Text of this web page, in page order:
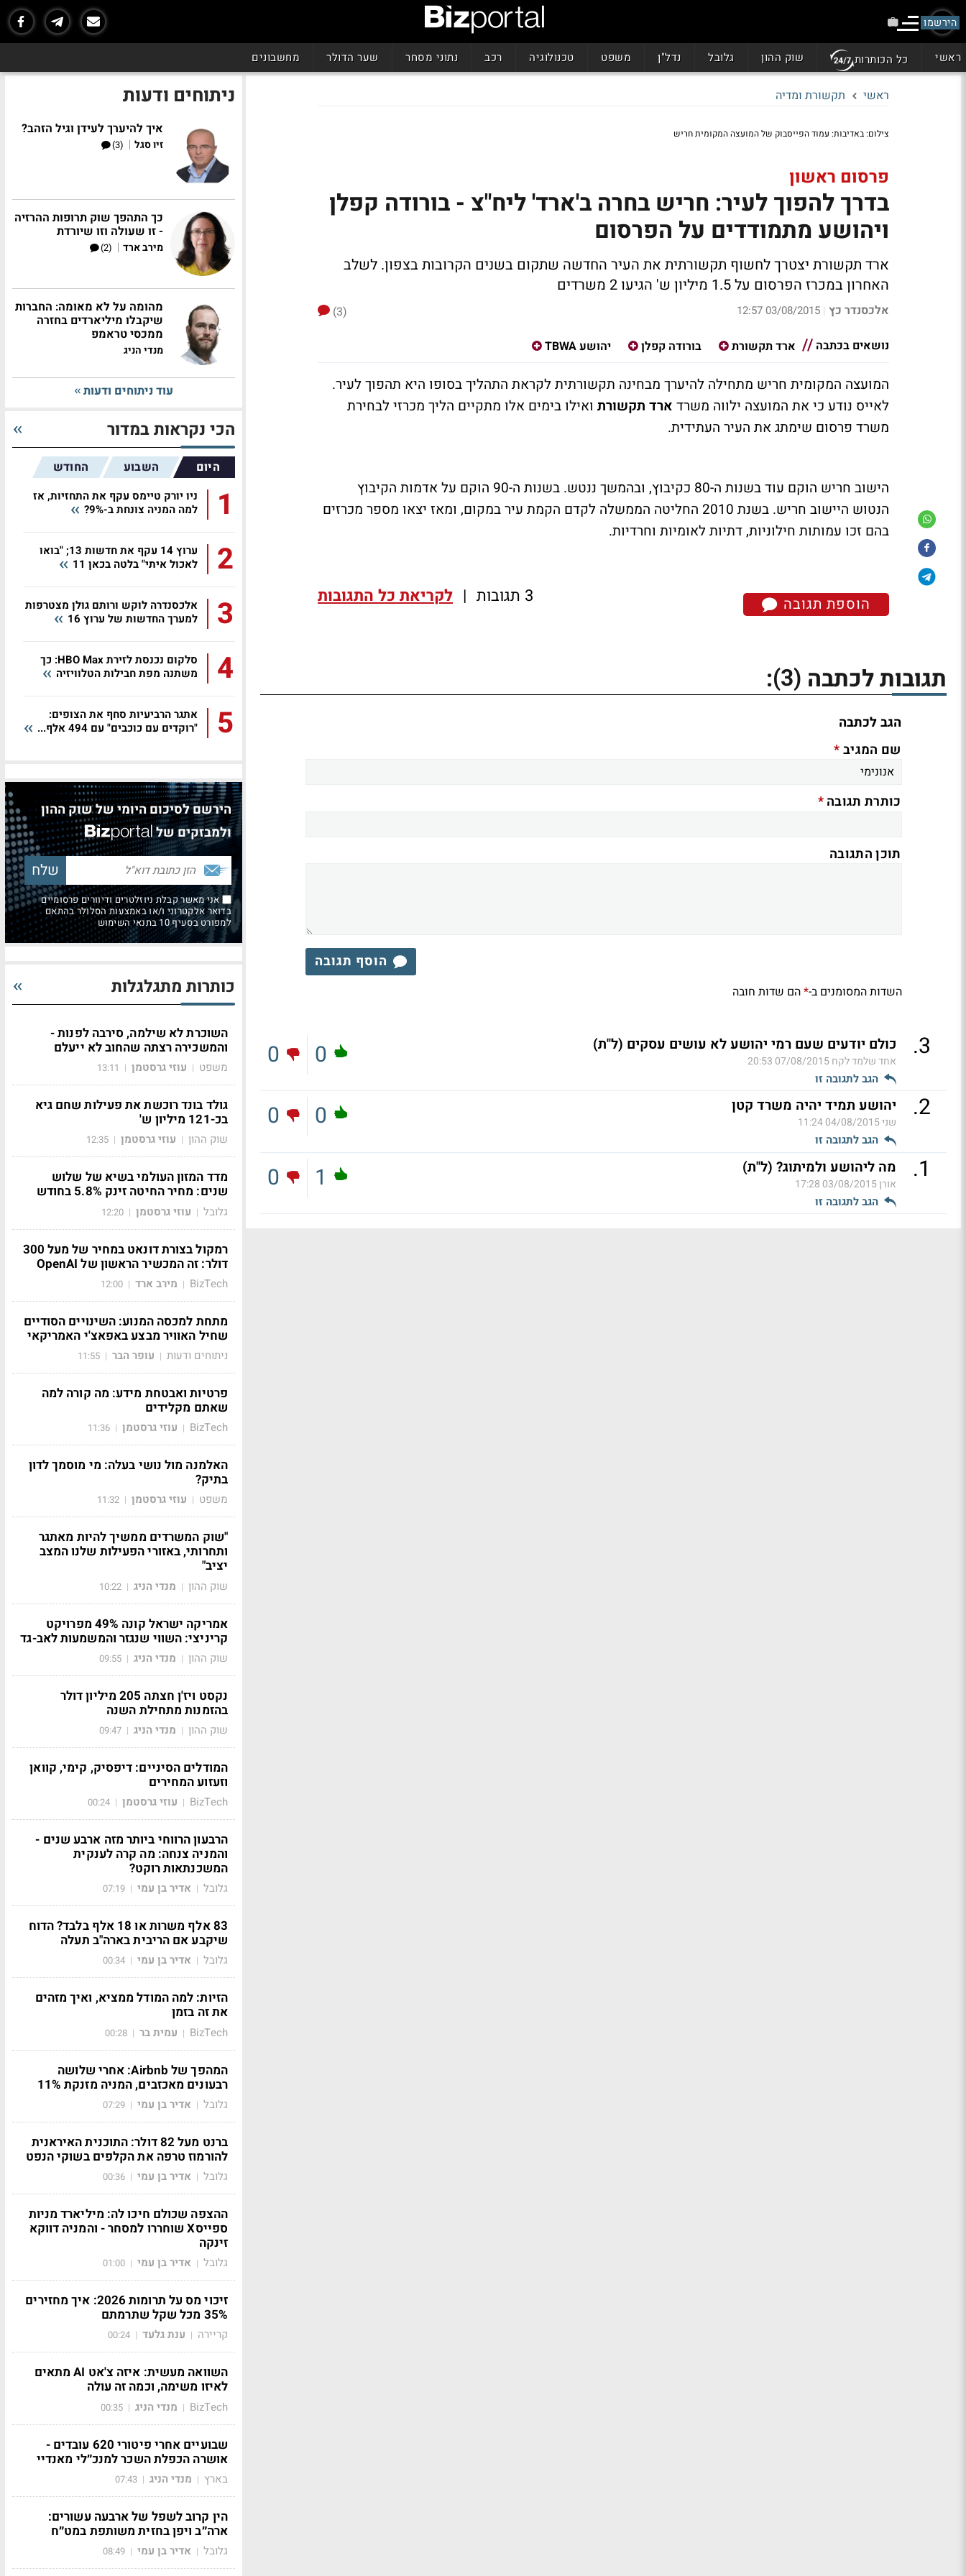
הירשמו
ראשי כל הכותרות שוק ההון גלובל נדל"ן משפט טכנולוגיה רכב נתוני מסחר שער הדולר מחשבונים
ראשי תקשורת ומדיה
צילום: באדיבות: עמוד הפייסבוק של המועצה המקומית חריש
פרסום ראשון
בדרך להפוך לעיר: חריש בחרה ב'ארד' ליח"צ - בורודה קפלן
ויהושע מתמודדים על הפרסום
ארד תקשורת יצטרך לחשוף תקשורתית את העיר החדשה שתקום בשנים הקרובות בצפון. לשלב
האחרון במכרז הפרסום על 1.5 מיליון ש' הגיעו 2 משרדים
אלכסנדר כץ |
03/08/2015 12:57
(3)
נושאים בכתבה
ארד תקשורת בורודה קפלן יהושע TBWA
המועצה המקומית חריש מתחילה להיערך מבחינה תקשורתית לקראת התהליך בסופו היא תהפוך לעיר.
לאייס נודע כי את המועצה ילווה משרד ארד תקשורת ואילו בימים אלו מתקיים הליך מכרזי לבחירת
משרד פרסום שימתג את העיר העתידית.
הישוב חריש הוקם עוד בשנות ה-80 כקיבוץ, ובהמשך ננטש. בשנות ה-90 הוקם על אדמות הקיבוץ
הנטוש היישוב חריש. בשנת 2010 החליטה הממשלה לקדם הקמת עיר במקום, ומאז יצאו מספר מכרזים
בהם זכו עמותות חילוניות, דתיות לאומיות וחרדיות.
הוספת תגובה 3 תגובות | לקריאת כל התגובות
תגובות לכתבה (3)
:
הגב לכתבה
שם המגיב*
כותרת תגובה*
תוכן התגובה
הוסף תגובה
השדות המסומנים ב-*הם שדות חובה
3
. כולם יודעים שעם רמי יהושע לא עושים עסקים (ל"ת)
אחד שלמד לקח07/08/2015 20:53
הגב לתגובה זו
0
0
2
. יהושע תמיד יהיה משרד קטן
שני04/08/2015 11:24
הגב לתגובה זו
0
0
1
. מה ליהושע ולמיתוג? (ל"ת)
אורן03/08/2015 17:28
הגב לתגובה זו
1
0
ניתוחים ודעות
איך להיערך לעידן וגיל הזהב?
זיו סגל |
(3)
כך התהפך שוק תרופות ההרזיה
- זו שעולה וזו שיורדת
מירב ארד |
(2)
מהומה על לא מאומה: החברות
שיקבלו מיליארדים בחזרה
ממכסי טראמפ
מנדי הניג
עוד ניתוחים ודעות
הכי נקראות במדור
היום השבוע החודש
1
ניו יורק טיימס עקף את התחזיות, אז
למה המניה צונחת ב-9%?
2
ערוץ 14 עקף את חדשות 13; "בואו
לאכול איתי" בלטה בכאן 11
3
אלכסנדרה לוקש ורותם גולן מצטרפות
למערך החדשות של ערוץ 16
4
סלקום נכנסת לזירת HBO Max: כך
משתנה מפת חבילות הטלוויזיה
5
אתגר הרביעיות סחף את הצופים:
"רוקדים עם כוכבים" עם 494 אלף...
הירשם לסיכום היומי של שוק ההון
ולמבזקים של
אני מאשר קבלת ניוזלטרים ודיוורים פרסומיים
בדואר אלקטרוני ו/או באמצעות הסלולר בהתאם
למפורט בסעיף 10 בתנאי השימוש
כותרות מתגלגלות
השוכרת לא שילמה, סירבה לפנות -
והמשכירה רצתה שהחוב לא ייעלם
משפט | עוזי גרסטמן |
13:11
גולד בונד רוכשת את פעילות שחם גיא
בכ-121 מיליון ש'
שוק ההון | עוזי גרסטמן |
12:35
מדד המזון העולמי בשיא של שלוש
שנים: מחיר החיטה זינק 5.8% בחודש
גלובל | עוזי גרסטמן |
12:20
רמקול בצורת דונאט במחיר של מעל 300
דולר: זה המכשיר הראשון של OpenAI
BizTech
| מירב ארד |
12:00
מתחת למכסה המנוע: השינויים הסודיים
שחיל האוויר מבצע באפאצ'י האמריקאי
ניתוחים ודעות | עופר הבר |
11:55
פרטיות ואבטחת מידע: מה קורה למה
שאתם מקלידים
BizTech
| עוזי גרסטמן |
11:36
האלמנה מול נושי בעלה: מי מוסמך לדון
בתיק?
משפט | עוזי גרסטמן |
11:32
"שוק המשרדים ממשיך להיות מאתגר
ותחרותי, באזורי הפעילות שלנו המצב
יציב"
שוק ההון | מנדי הניג |
10:22
אמריקה ישראל קונה 49% מפרויקט
קריניצי: השווי שנגזר והמשמעות לאב-גד
שוק ההון | מנדי הניג |
09:55
נקסט ויז'ן חצתה 205 מיליון דולר
בהזמנות מתחילת השנה
שוק ההון | מנדי הניג |
09:47
המודלים הסיניים: דיפסיק, קימי, קוואן
וזעזוע המחירים
BizTech
| עוזי גרסטמן |
00:24
הרבעון הרווחי ביותר מזה ארבע שנים -
והמניה צנחה: מה קרה לענקית
המשכנתאות רוקט?
גלובל | אדיר בן עמי |
07:19
83 אלף משרות או 18 אלף בלבד? הדוח
שיקבע אם הריבית בארה"ב תעלה
גלובל | אדיר בן עמי |
00:34
הזיות: למה המודל ממציא, ואיך מזהים
את זה בזמן
BizTech
| עמית בר |
00:28
המהפך של Airbnb: אחרי שלושה
רבעונים מאכזבים, המניה מזנקת 11%
גלובל | אדיר בן עמי |
07:29
ברנט מעל 82 דולר: התוכנית האיראנית
להורמוז טרפה את הקלפים בשוקי הנפט
גלובל | אדיר בן עמי |
00:36
ההצפה שכולם חיכו לה: מיליארד מניות
ספייסX שוחררו למסחר - והמניה דווקא
זינקה
גלובל | אדיר בן עמי |
01:00
זיכוי מס על תרומות 2026: איך מחזירים
35% מכל שקל שתרמתם
קריירה | ענת גלעד |
00:24
השוואה מעשית: איזה צ'אט AI מתאים
לאיזו משימה, וכמה זה עולה
BizTech
| מנדי הניג |
00:35
שבועיים אחרי פיטורי 620 עובדים -
אושרה הכפלת השכר למנכ״לי מאנדיי
בארץ | מנדי הניג |
07:43
הין קרוב לשפל של ארבעה עשורים:
ארה״ב ויפן בחזית משותפת במט״ח
גלובל | אדיר בן עמי |
08:49